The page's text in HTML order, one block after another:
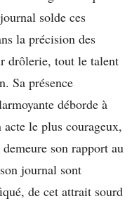
solde ces
la précision des
drôlerie, tout le talent
Sa présence
déborde à
le plus courageux,
son rapport au
journal sont
de cet attrait sourd